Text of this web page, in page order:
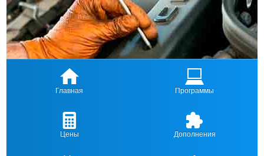
Главная Программы
Цены Дополнения